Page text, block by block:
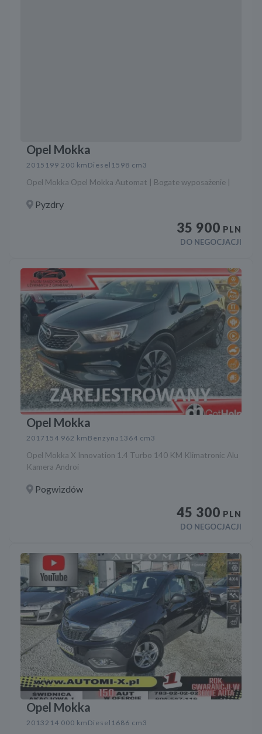
Opel Mokka
2015 199 200 km Diesel 1598 cm3
Opel Mokka Opel Mokka Automat | Bogate wyposażenie |
Pyzdry
35 900 PLN
DO NEGOCJACJI
Opel Mokka
2017 154 962 km Benzyna 1364 cm3
Opel Mokka X Innovation 1.4 Turbo 140 KM Klimatronic Alu
Kamera Androi
Pogwizdów
45 300 PLN
DO NEGOCJACJI
Opel Mokka
2013214 000 km Diesel 1686 cm3